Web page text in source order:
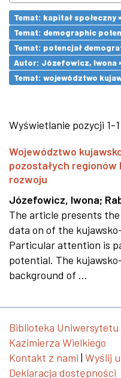
Temat: kapitał społeczny ×
Temat: demographic
Temat: potencjał
Autor: Józefowicz, Iwona
Temat: województwo
Wyświetlanie pozycji 1-1
Województwo
pozostałych regionów
rozwoju
Józefowicz, Iwona;
The article presents
data on of the
Particular attention is
potential. The
background of ...
Biblioteka Uniwersytetu
Kazimierza Wielkiego
Kontakt z nami | Wyślij
Deklaracja dostępności